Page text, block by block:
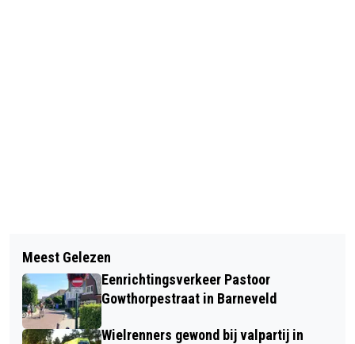
JUWELIER IN BARNEVELD TIJDELIJK
GESLOTEN WEGENS
VEILIGHEIDSRISICO
AFSLUITINGEN A1 TUSSEN
BARNEVELD EN KNOOPPUNT
HOEVELAKEN
Meest Gelezen
Eenrichtingsverkeer Pastoor
Gowthorpestraat in Barneveld
Wielrenners gewond bij valpartij in